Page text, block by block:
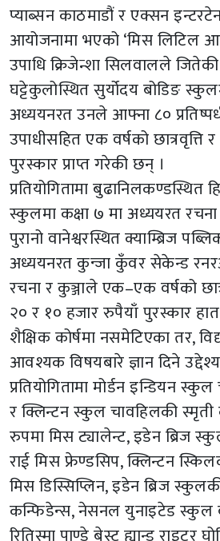
प्याब्सन काठमाडौं र एक्सन
आयोजनामा भएको ‘मिस लिटिल
उपाधि क्रिजेन्शा सिलवालले
घट्टेकुलोस्थित सुर्योदय बोडिङ
अध्ययनरत उनले आफ्ना ८०
उपाधीसहित एक वर्षको छात्रवृत्ति
पुरस्कार प्राप्त गरेकी छन् ।
प्रतियोगितामा बुढानिलकण्डस्थित
स्कुलमा कक्षा ७ मा अध्ययरत
पुरानो वानेश्वरस्थित क्याम्ब्रिज
अध्ययनरत कुन्जा कुँवर सेकेन्ड
रचना र कुञ्जाले एक–एक वर्षको
२० र १० हजार रुपैयाँ पुरस्कार
शैक्षिक कोर्षमा नसमेटिएका तर,
आवश्यक विषयबारे ज्ञान दिने
प्रतियोगितामा मोर्डन इन्डियन
र क्लिन्टन स्कुल चावहिलकी
रुपमा मिस ट्यालेन्ट, इडेन ब्रिज
राई मिस फ्रेण्डसिप, क्लिन्टन
मिस डिस्सिप्लिन, इडेन ब्रिज
कन्फिडेन्स, नेसनल युनाइटेड स्कुल